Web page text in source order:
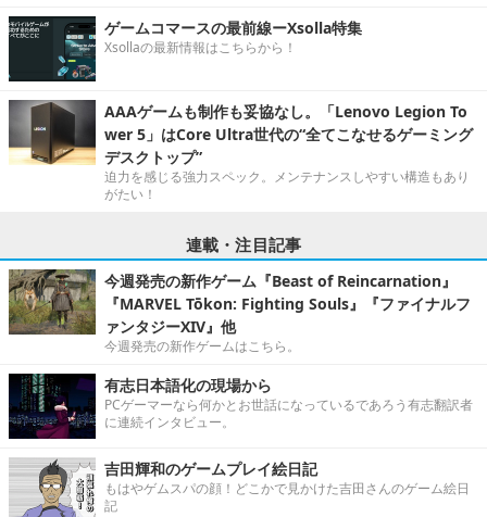
ゲームコマースの最前線ーXsolla特集
Xsollaの最新情報はこちらから！
AAAゲームも制作も妥協なし。「Lenovo Legion To
wer 5」はCore Ultra世代の“全てこなせるゲーミング
デスクトップ”
迫力を感じる強力スペック。メンテナンスしやすい構造もあり
がたい！
連載・注目記事
今週発売の新作ゲーム『Beast of Reincarnation』
『MARVEL Tōkon: Fighting Souls』『ファイナルフ
ァンタジーXIV』他
今週発売の新作ゲームはこちら。
有志日本語化の現場から
PCゲーマーなら何かとお世話になっているであろう有志翻訳者
に連続インタビュー。
吉田輝和のゲームプレイ絵日記
もはやゲムスパの顔！どこかで見かけた吉田さんのゲーム絵日
記